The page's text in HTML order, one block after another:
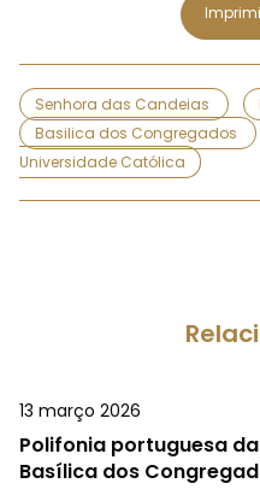
Senhora das Candeias
Basilica dos Congregados
Universidade Católica
13 março 2026
Polifonia portuguesa
Basílica dos